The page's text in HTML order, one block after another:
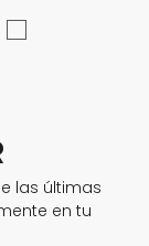
las últimas
en tu